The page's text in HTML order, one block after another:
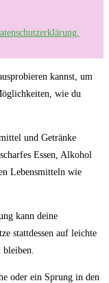
kannst, um
wie⁣ du‌
und⁣ Getränke‌
Essen,​ Alkohol
​Lebensmitteln wie⁤
kann deine
stattdessen ‍auf leichte⁣
oder​ ein Sprung ⁣in ​den